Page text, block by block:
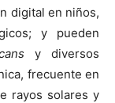
digital en niños,
y pueden
y diversos
frecuente en
rayos solares y